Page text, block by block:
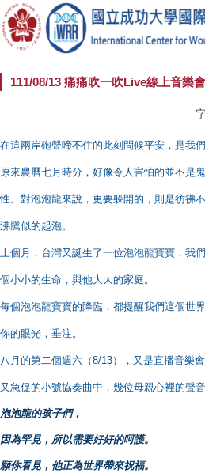
111/08/13 痛痛吹一吹Live線上音樂會
在這兩岸砲聲啼不住的此刻問候平安，是我
原來農曆七月時分，好像令人害怕的並不是鬼
性。對泡泡龍來說，更要躲開的， 則是彷彿
沸騰似的起泡。
上個月，台灣又誕生了一位泡泡龍寶寶，我
個小小的生命，與他大大的家庭。
每個泡泡龍寶寶的降臨，都提醒我們這個世
你的眼光，垂注。
八月的第二個週六（8/13），又是直播音樂會
又急促的小號協奏曲中， 幾位母親心裡的聲音
泡泡龍的孩子們，
因為罕見，所以需要好好的呵護。
願你看見，他正為世界帶來祝福。